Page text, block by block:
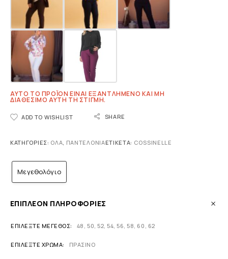
ΑΥΤΌ ΤΟ ΠΡΟΪΌΝ ΕΊΝΑΙ ΕΞΑΝΤΛΗΜΈΝΟ ΚΑΙ ΜΉ
ΔΙΑΘΈΣΙΜΟ ΑΥΤΉ ΤΗ ΣΤΙΓΜΉ.
ADD TO WISHLIST SHARE
ΚΑΤΗΓΟΡΊΕΣ: ΟΛΑ, ΠΑΝΤΕΛΌΝΙΑΕΤΙΚΈΤΑ: COSSINELLE
Μεγεθολόγιο
ΕΠΙΠΛΈΟΝ ΠΛΗΡΟΦΟΡΊΕΣ
ΕΠΙΛΈΞΤΕ ΜΈΓΕΘΟΣ 48 , 50,52,54,56,58, 60 , 62
ΕΠΙΛΈΞΤΕ ΧΡΏΜΑ ΠΡΑΣΙΝΟ